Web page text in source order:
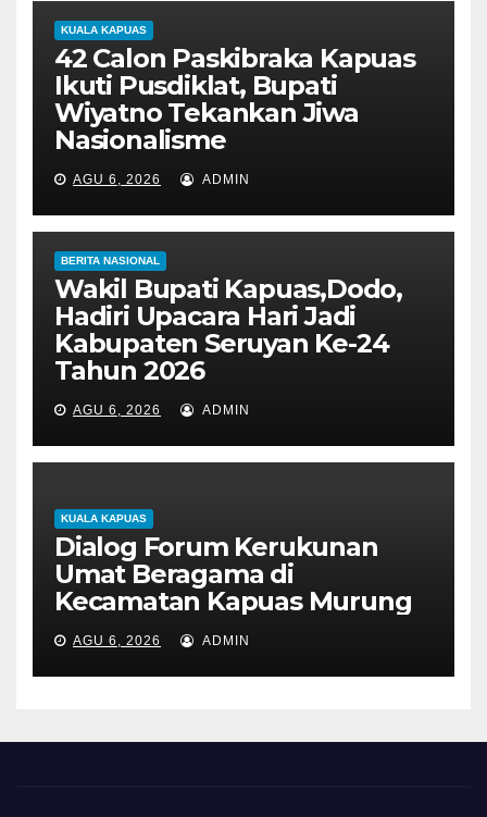
KUALA KAPUAS
42 Calon Paskibraka Kapuas
Ikuti Pusdiklat, Bupati
Wiyatno Tekankan Jiwa
Nasionalisme
AGU 6, 2026 ADMIN
BERITA NASIONAL
Wakil Bupati Kapuas,Dodo,
Hadiri Upacara Hari Jadi
Kabupaten Seruyan Ke-24
Tahun 2026
AGU 6, 2026 ADMIN
KUALA KAPUAS
Dialog Forum Kerukunan
Umat Beragama di
Kecamatan Kapuas Murung
AGU 6, 2026 ADMIN